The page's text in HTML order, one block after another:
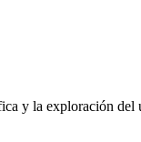
y la exploración del